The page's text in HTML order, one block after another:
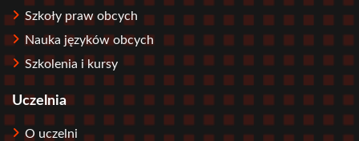
Szkoły praw obcych
Nauka języków obcych
Szkolenia i kursy
Uczelnia
O uczelni